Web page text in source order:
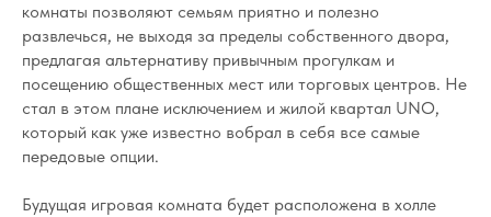
комнаты позволяют семьям приятно и полезно
развлечься, не выходя за пределы собственного двора,
предлагая альтернативу привычным прогулкам и
посещению общественных мест или торговых центров. Не
стал в этом плане исключением и жилой квартал UNO,
который как уже известно вобрал в себя все самые
передовые опции.
Будущая игровая комната будет расположена в холле